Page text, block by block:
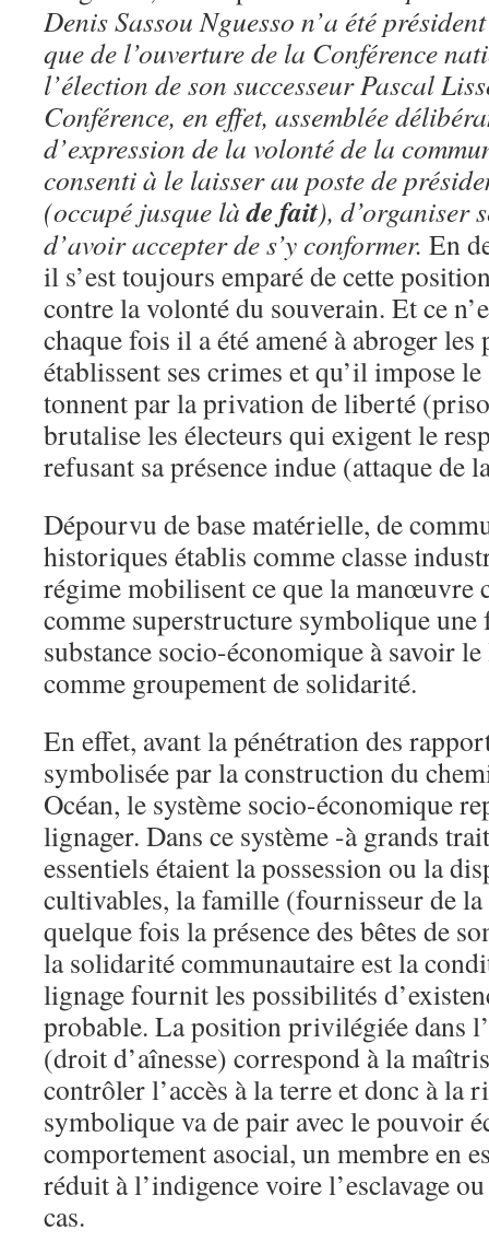
Denis Sassou Nguesso n’a été
que de l’ouverture de la Conférence
l’élection de son successeur Pascal
Conférence, en effet, assemblée
d’expression de la volonté de la
consenti à le laisser au poste de
(occupé jusque làde fait), d’organiser
d’avoir accepter de s’y conformer. En
il s’est toujours emparé de cette
contre la volonté du souverain. Et ce
chaque fois il a été amené à abroger
établissent ses crimes et qu’il impose
tonnent par la privation de liberté
brutalise les électeurs qui exigent le
refusant sa présence indue (attaque de
Dépourvu de base matérielle, de
historiques établis comme classe
régime mobilisent ce que la manœuvre
comme superstructure symbolique une
substance socio-économique à savoir
comme groupement de solidarité.
En effet, avant la pénétration des
symbolisée par la construction du
Océan, le système socio-économique
lignager. Dans ce système -à grands
essentiels étaient la possession ou la
cultivables, la famille (fournisseur de
quelque fois la présence des bêtes de
la solidarité communautaire est la
lignage fournit les possibilités
probable. La position privilégiée dans
(droit d’aînesse) correspond à la
contrôler l’accès à la terre et donc à la
symbolique va de pair avec le pouvoir
comportement asocial, un membre en
réduit à l’indigence voire l’esclavage
cas.